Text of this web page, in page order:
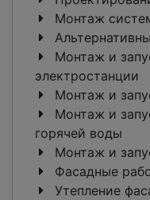
Монтаж
Монтаж и
электростанции
Монтаж и
Монтаж и
горячей воды
Монтаж и
Фасадные
Утепление